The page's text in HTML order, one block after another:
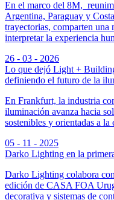
En el marco del 8M,
Argentina, Paraguay y
trayectorias, comparten
interpretar la experiencia
26 - 03 - 2026
Lo que dejó Light +
definiendo el futuro de la
En Frankfurt, la industria
iluminación avanza hacia
sostenibles y orientadas a
05 - 11 - 2025
Darko Lighting en la
Darko Lighting colabora
edición de CASA FOA
decorativa y sistemas de